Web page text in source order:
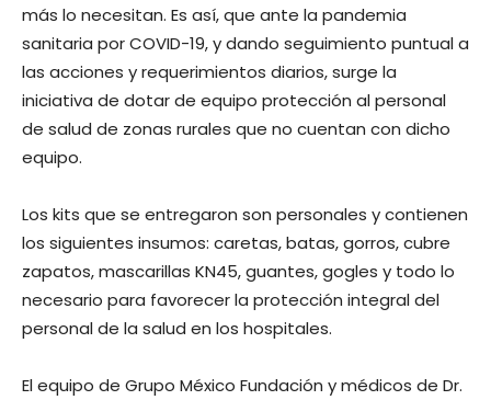
más lo necesitan. Es así, que ante la pandemia
sanitaria por COVID-19, y dando seguimiento puntual a
las acciones y requerimientos diarios, surge la
iniciativa de dotar de equipo protección al personal
de salud de zonas rurales que no cuentan con dicho
equipo.
Los kits que se entregaron son personales y contienen
los siguientes insumos: caretas, batas, gorros, cubre
zapatos, mascarillas KN45, guantes, gogles y todo lo
necesario para favorecer la protección integral del
personal de la salud en los hospitales.
El equipo de Grupo México Fundación y médicos de Dr.